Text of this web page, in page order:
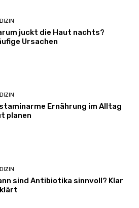
juckt die Haut nachts?
Ursachen
Ernährung im Alltag
planen
sind Antibiotika sinnvoll? Klar